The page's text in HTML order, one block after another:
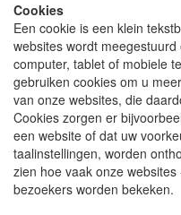
Cookies
Een cookie is een klein
websites wordt
computer, tablet of mobiele
gebruiken cookies om u
van onze websites, die
Cookies zorgen er
een website of dat uw
taalinstellingen, worden
zien hoe vaak onze
bezoekers worden bekeken.